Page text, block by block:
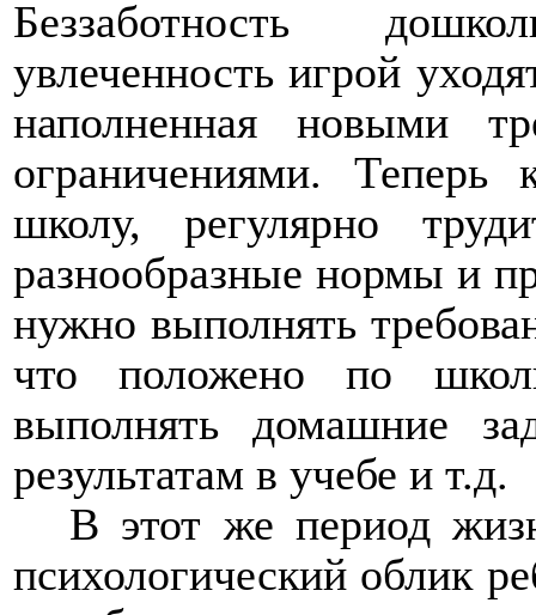
Беззаботность
увлеченность игрой
наполненная новыми
ограничениями.
школу, регулярно
разнообразные нормы и
нужно выполнять
что положено по
выполнять домашние
результатам в учебе и т.д.
В этот же период
психологический облик